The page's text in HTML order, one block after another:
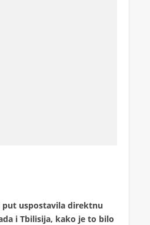
put uspostavila direktnu
i Tbilisija, kako je to bilo